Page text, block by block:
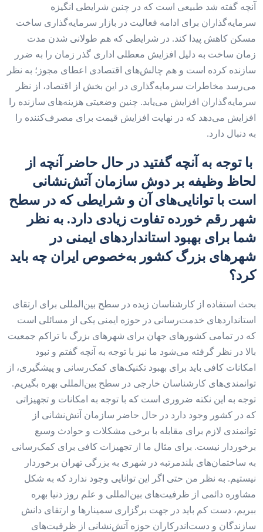
آنچه گفته شد طبیعی است که در چنین شرایطی انگیزه
سرمایه‌گذاران برای ادامه فعالیت در بازار سرمایه‌گذاری ساخت
مسکن کاهش پیدا کند. در شرایطی که هم طولانی شدن مدت
زمان ساخت به دلیل افزایش معطلی اداری گذر زمان را به ضرر
سازنده کرده است و هم چالش‌های اقتصادی اعطای مجوز؛ به نظر
می‌رسد مخاطرات سرمایه‌گذاری در این بخش از اقتصاد، از نظر
سرمایه‌گذاران افزایش می‌‌‌یابد. چنین وضعیتی هزینه‌های سازنده را
افزایش می‌دهد که در نهایت افزایش قیمت برای مصرف‌کننده را
به دنبال دارد.
با توجه به آنچه گفتید در حال حاضر آنچه از
لحاظ وظیفه بر دوش سازمان آتش‌نشانی
است با توانایی‌‌‌های آن و شرایطی که در سطح
شهر رقم خورده تفاوت زیادی دارد. به نظر
شما برای بهبود استانداردهای ایمنی در
شهرهای بزرگ کشور به‌خصوص ایران چه باید
کرد؟
بحث استفاده از کارشناسان زبده در سطح بین‌المللی برای ارتقای
استانداردهای خدمت‌رسانی در حوزه ایمنی یکی از مسائلی است
که در تمامی کشورهای جهان برای شهرهای بزرگ با تراکم جمعیت
بالا در نظر گرفته می‌شود ما نیز با توجه به آنچه گفتم و نبود
امکانات کافی باید برای بهبود تکنیک‌‌‌های کمک‌رسانی و پیشگیری، از
توانمندی‌‌‌های کارشناسان خارجی در سطح بین‌المللی بهره بگیریم.
توجه به این نکته ضروری است که با توجه به امکانات و تجهیزاتی
که در کشور وجود دارد در حال حاضر سازمان آتش‌نشانی از
توانمندی لازم برای مقابله با برخی مشکلات و حوادث وسیع
برخوردار نیست. برای مثال ما از تجهیزات کافی برای کمک‌رسانی
به ساختمان‌‌‌های بلند‌مرتبه در شهری به بزرگی تهران برخوردار
نیستیم. به نظر من حتی اگر این توانایی وجود ندارد که به شکل
مشاوره دائمی از ظرفیت‌‌‌های بین‌المللی و علم روز دنیا بهره
ببریم، دست کم باید در جهت برگزاری سمینارها و ارتقای دانش
سازندگان و دست‌‌‌اندرکاران حوزه آتش‌نشانی از ظرفیت‌های